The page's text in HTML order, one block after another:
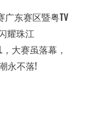
，大赛虽落幕，
永不落!